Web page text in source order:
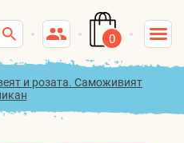
0
и розата. Саможивият